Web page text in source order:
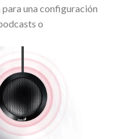
una configuración
o